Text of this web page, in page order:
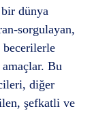
dünya
sorgulayan,
Bu
diğer
şefkatli ve